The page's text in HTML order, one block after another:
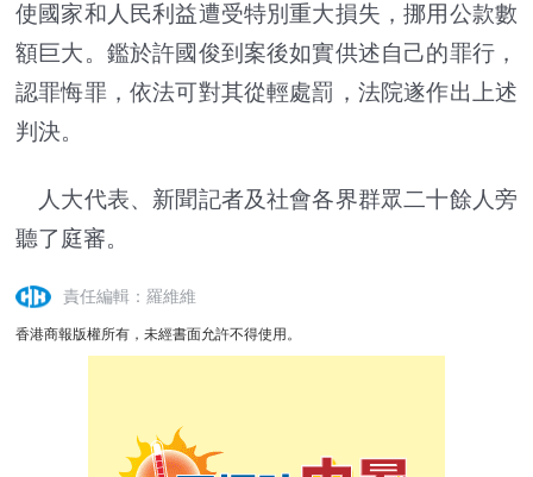
使國家和人民利益遭受特別重大損失，挪用公款數
額巨大。鑑於許國俊到案後如實供述自己的罪行，
認罪悔罪，依法可對其從輕處罰，法院遂作出上述
判決。
人大代表、新聞記者及社會各界群眾二十餘人旁
聽了庭審。
責任編輯：羅維維
香港商報版權所有，未經書面允許不得使用。